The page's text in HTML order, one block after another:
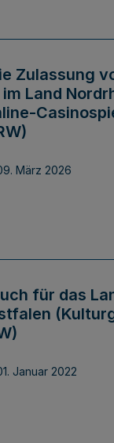
Zulassung
Land
März 2026
für das
Januar 2022